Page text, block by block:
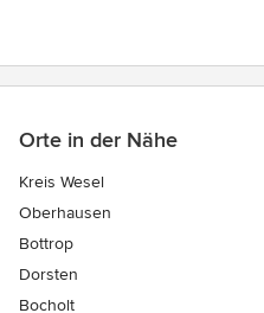
Orte in der Nähe
Kreis Wesel
Oberhausen
Bottrop
Dorsten
Bocholt